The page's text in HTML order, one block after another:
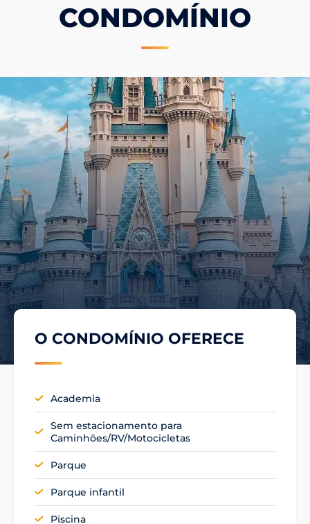
CONDOMÍNIO
O CONDOMÍNIO OFERECE
Academia
Sem estacionamento para
Caminhões/RV/Motocicletas
Parque
Parque infantil
Piscina